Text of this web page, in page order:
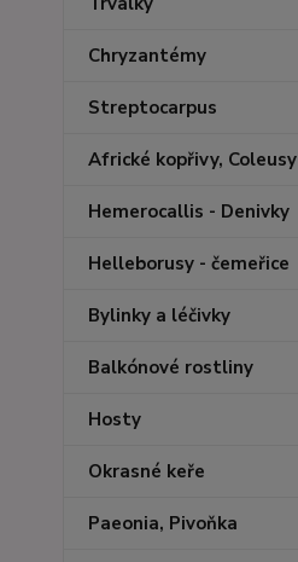
Chryzantémy
Streptocarpus
Africké kopřivy, Coleusy
Hemerocallis - Denivky
Helleborusy - čemeřice
Bylinky a léčivky
Balkónové rostliny
Hosty
Okrasné keře
Paeonia, Pivoňka